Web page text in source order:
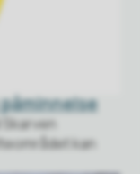
kan